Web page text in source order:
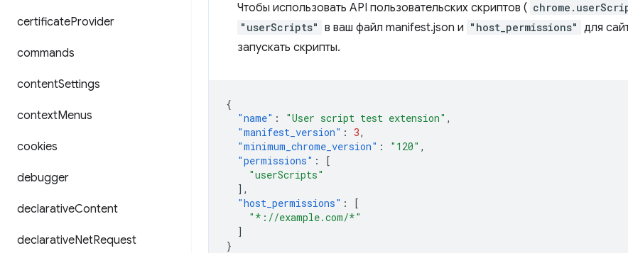
certificateProvider
commands
contentSettings
contextMenus
cookies
debugger
declarativeContent
declarativeNetRequest
Чтобы использовать API пользовательских скриптов (
"userScripts" в ваш файл manifest.json и "host_permissions" для
запускать скрипты.
{
"name" : "User script test extension" ,
"manifest_version" : 3,
"minimum_chrome_version" : "120" ,
"permissions" :
[
"userScripts"
],
"host_permissions" :
[
"*://example.com/*"
]
}